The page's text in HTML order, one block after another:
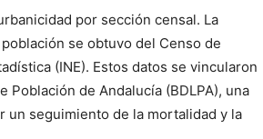
por sección censal. La
se obtuvo del Censo de
(INE). Estos datos se vincularon
Población de Andalucía (BDLPA), una
un seguimiento de la mortalidad y la